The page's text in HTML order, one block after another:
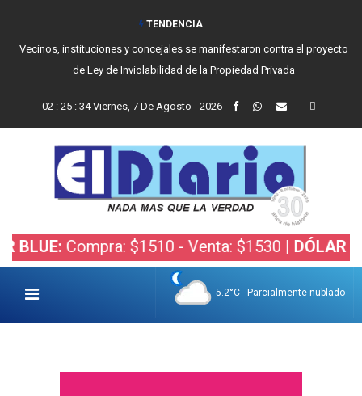
TENDENCIA
Vecinos, instituciones y concejales se manifestaron contra el proyecto
de Ley de Inviolabilidad de la Propiedad Privada
02 : 25 : 35 Viernes, 7 De Agosto - 2026
$1510 - Venta: $1530 |DÓLAR BOLSA:
5.2°C - Parcialmente nublado